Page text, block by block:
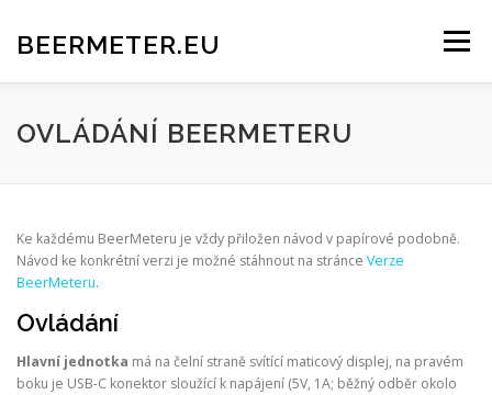
obsahBEERMETER.EU Menu
BEERMETER OBJEDNÁVKY FACEBOOK
O WEBU
OVLÁDÁNÍ BEERMETERU
Ke každému BeerMeteru je vždy přiložen návod v papírové podobně.
Návod ke konkrétní verzi je možné stáhnout na stránce Verze
BeerMeteru.
Ovládání
Hlavní jednotka má na čelní straně svítící maticový displej, na pravém
boku je USB-C konektor sloužící k napájení (5V, 1A; běžný odběr okolo